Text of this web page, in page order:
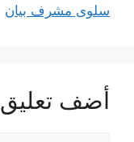
سلوى مشرف بيان
أضف تعليق